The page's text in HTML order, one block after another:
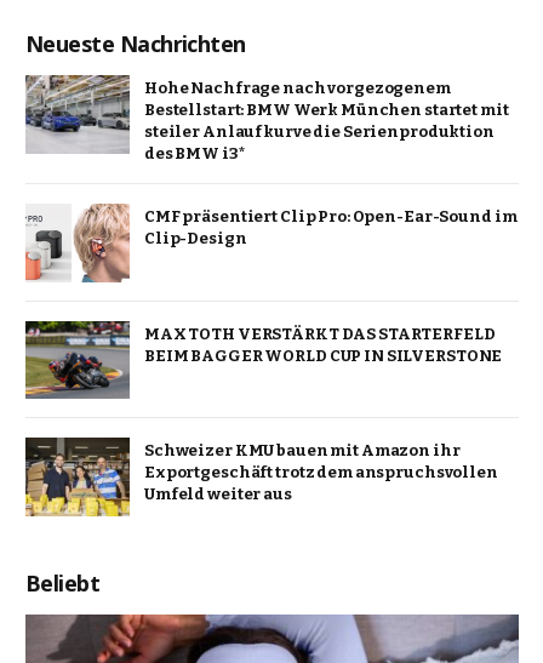
Neueste Nachrichten
Hohe Nachfrage nach vorgezogenem
Bestellstart: BMW Werk München startet mit
steiler Anlaufkurve die Serienproduktion
des BMW i3*
CMF präsentiert Clip Pro: Open-Ear-Sound im
Clip-Design
MAX TOTH VERSTÄRKT DAS STARTERFELD
BEIM BAGGER WORLD CUP IN SILVERSTONE
Schweizer KMU bauen mit Amazon ihr
Exportgeschäft trotz dem anspruchsvollen
Umfeld weiter aus
Beliebt